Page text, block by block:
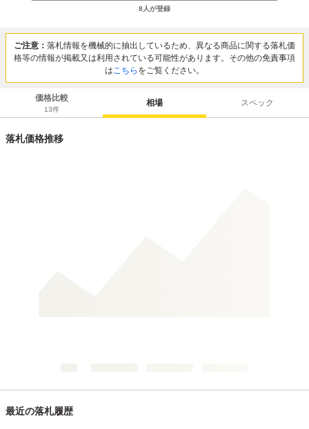
8人が登録
ご注意： 落札情報を機械的に抽出しているため、異なる商品に関する落札価
格等の情報が掲載又は利用されている可能性があります。その他の免責事項
はこちら をご覧ください。
価格比較
13件
相場 スペック
落札価格推移
最近の落札履歴